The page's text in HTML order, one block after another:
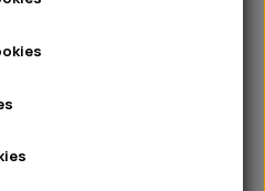
& SNACKS
POTER & NÆSE
& KOMFORT
VANTER
SALES